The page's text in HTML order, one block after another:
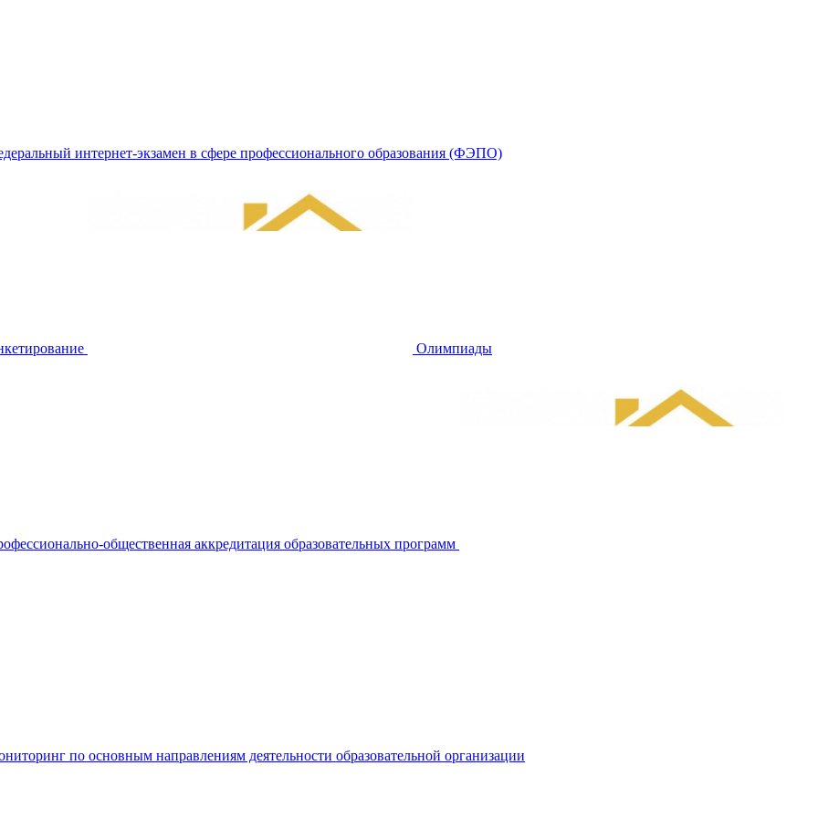
интернет-экзамен в сфере профессионального образования (ФЭПО)
Олимпиады
общественная аккредитация образовательных программ
по основным направлениям деятельности образовательной организации